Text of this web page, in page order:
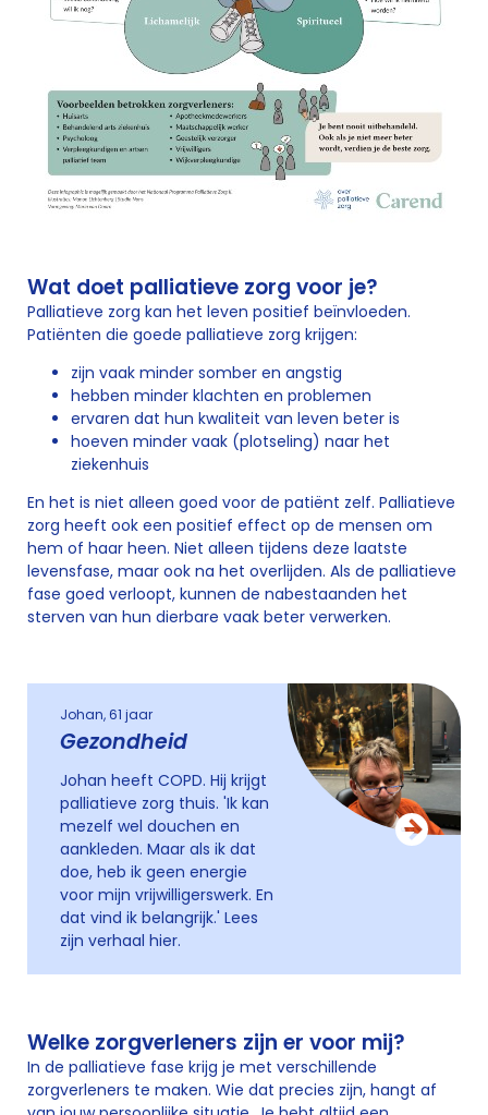
Wat doet palliatieve zorg voor je?
Palliatieve zorg kan het leven positief beïnvloeden.
Patiënten die goede palliatieve zorg krijgen:
zijn vaak minder somber en angstig
hebben minder klachten en problemen
ervaren dat hun kwaliteit van leven beter is
hoeven minder vaak (plotseling) naar het
ziekenhuis
En het is niet alleen goed voor de patiënt zelf. Palliatieve
zorg heeft ook een positief effect op de mensen om
hem of haar heen. Niet alleen tijdens deze laatste
levensfase, maar ook na het overlijden. Als de palliatieve
fase goed verloopt, kunnen de nabestaanden het
sterven van hun dierbare vaak beter verwerken.
Johan, 61 jaar
Gezondheid
Johan heeft COPD. Hij krijgt
palliatieve zorg thuis. 'Ik kan
mezelf wel douchen en
aankleden. Maar als ik dat
doe, heb ik geen energie
voor mijn vrijwilligerswerk. En
dat vind ik belangrijk.' Lees
zijn verhaal hier.
Welke zorgverleners zijn er voor mij?
In de palliatieve fase krijg je met verschillende
zorgverleners te maken. Wie dat precies zijn, hangt af